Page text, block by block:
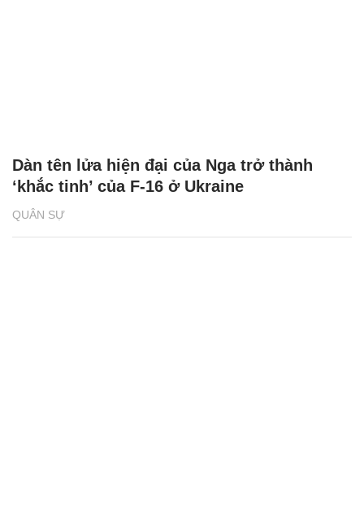
QUÂN SỰ
Dàn tên lửa hiện đại của Nga trở thành
‘khắc tinh’ của F-16 ở Ukraine